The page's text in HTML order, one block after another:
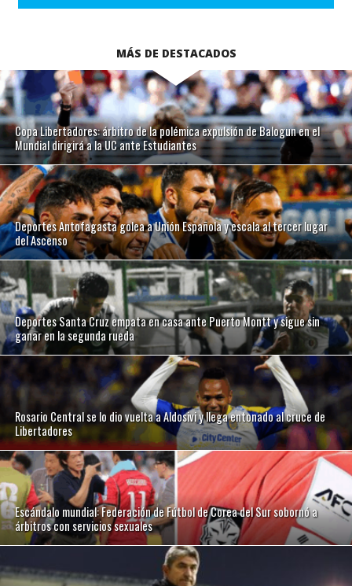
MÁS DE DESTACADOS
Copa Libertadores: árbitro de la polémica expulsión de Balogun en el
Mundial dirigirá a la UC ante Estudiantes
Deportes Antofagasta golea a Unión Española y escala al tercer lugar
del Ascenso
Deportes Santa Cruz empata en casa ante Puerto Montt y sigue sin
ganar en la segunda rueda
Rosario Central se lo dio vuelta a Aldosivi y llega entonado al cruce de
Libertadores
Escándalo mundial: Federación de Fútbol de Corea del Sur sobornó a
árbitros con servicios sexuales